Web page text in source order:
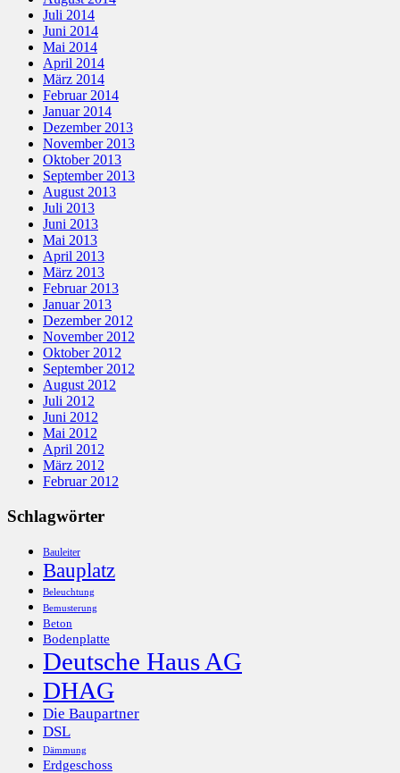
Juli 2014
Juni 2014
Mai 2014
April 2014
März 2014
Februar 2014
Januar 2014
Dezember 2013
November 2013
Oktober 2013
September 2013
August 2013
Juli 2013
Juni 2013
Mai 2013
April 2013
März 2013
Februar 2013
Januar 2013
Dezember 2012
November 2012
Oktober 2012
September 2012
August 2012
Juli 2012
Juni 2012
Mai 2012
April 2012
März 2012
Februar 2012
Schlagwörter
Bauleiter
Bauplatz
Beleuchtung
Bemusterung
Beton
Bodenplatte
Deutsche Haus AG
DHAG
Die Baupartner
DSL
Dämmung
Erdgeschoss